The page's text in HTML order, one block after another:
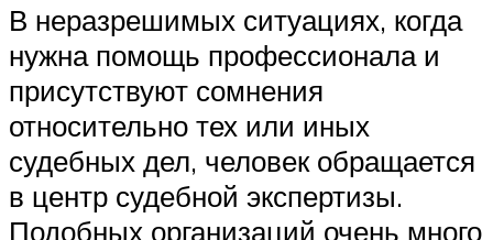
В неразрешимых ситуациях, когда
нужна помощь профессионала и
присутствуют сомнения
относительно тех или иных
судебных дел, человек обращается
в центр судебной экспертизы.
Подобных организаций очень много